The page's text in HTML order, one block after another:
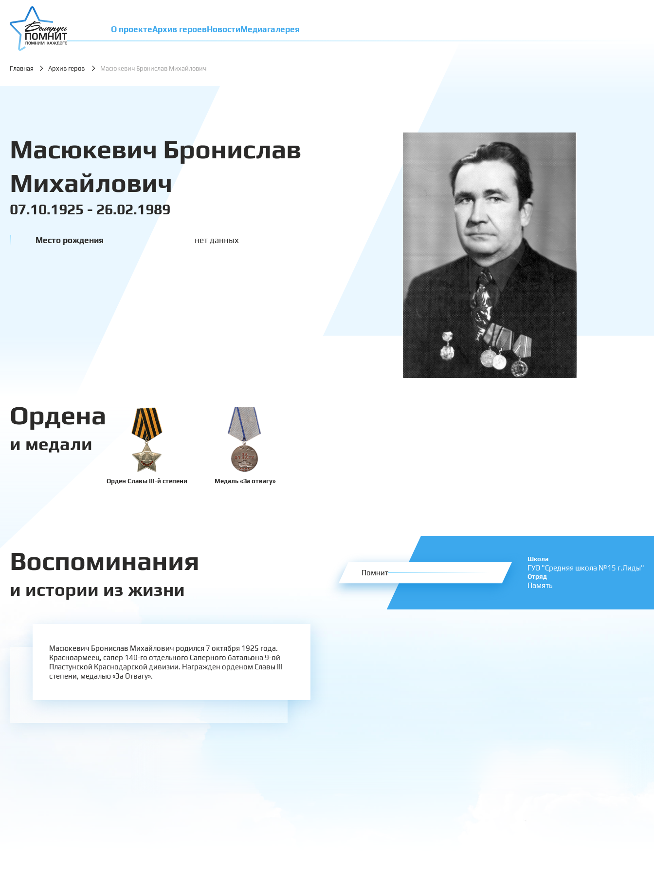
О проектеАрхив героевНовостиМедиагалерея
Главная Архив геров Масюкевич Бронислав Михайлович
Масюкевич Бронислав
Михайлович
07.10.1925 - 26.02.1989
Место рождения нет данных
Ордена
и медали
Орден Славы III-й степени Медаль «За отвагу»
Воспоминания
и истории из жизни
Помнит
Школа
ГУО "Средняя школа №15 г.Лиды"
Отряд
Память
Масюкевич Бронислав Михайлович родился 7 октября 1925 года.
Красноармеец, сапер 140-го отдельного Саперного батальона 9-ой
Пластунской Краснодарской дивизии. Награжден орденом Славы ІІІ
степени, медалью «За Отвагу».